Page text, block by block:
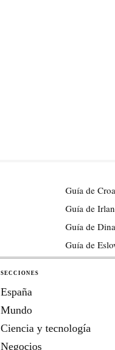
Guía de
Guía de
Guía de
Guía de
SECCIONES
España
Mundo
Ciencia y tecnología
Negocios